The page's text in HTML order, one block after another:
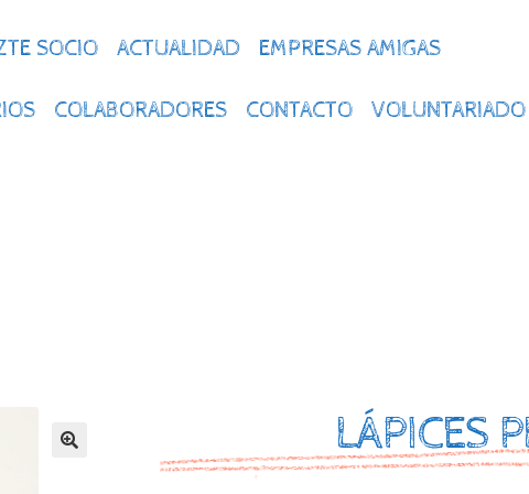
SOCIO ACTUALIDAD EMPRESAS AMIGAS
COLABORADORES CONTACTO VOLUNTARIADO
LÁPICES